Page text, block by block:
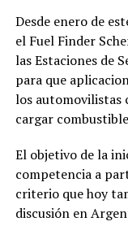
Desde enero de
el Fuel Finder
las Estaciones de
para que
los automovilistas
cargar
El objetivo de la
competencia a
criterio que hoy
discusión en